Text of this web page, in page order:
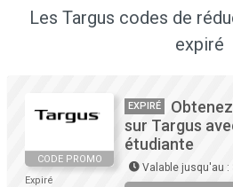
Les Targus codes de
expiré
CODE PROMO
Expiré
EXPIRÉ
sur Targus
étudiante
Valable jusqu'au :